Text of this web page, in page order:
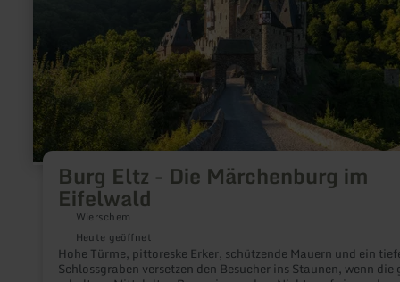
Burg Eltz - Die Märchenburg im
Eifelwald
Wierschem
Heute geöffnet
Hohe Türme, pittoreske Erker, schützende Mauern und ein
Schlossgraben versetzen den Besucher ins Staunen, wenn die